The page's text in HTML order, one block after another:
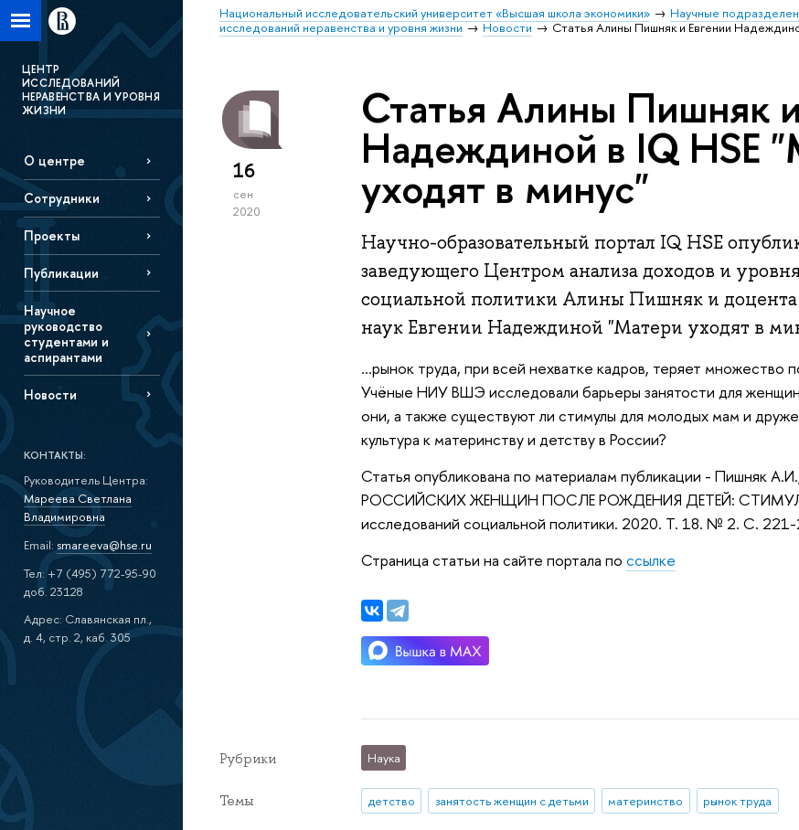
Национальный исследовательский университет «Высшая школа экономики» Научные
исследований неравенства и уровня жизни
Новости Статья Алины Пишняк и Евгении
ЦЕНТР
ИССЛЕДОВАНИЙ
НЕРАВЕНСТВА И УРОВНЯ
ЖИЗНИ
О центре
Сотрудники
Проекты
Публикации
Научное
руководство
студентами и
аспирантами
Новости
КОНТАКТЫ:
Руководитель Центра:
Мареева Светлана
Владимировна
Email: smareeva@hse.ru
Тел: +7 (495) 772-95-90
доб. 23128
Адрес: Славянская пл.,
д. 4, стр. 2, каб. 305
16
сен
2020
Статья Алины Пишняк
Надеждиной в IQ HSE
уходят в минус"
Научно-образовательный портал IQ HSE
заведующего Центром анализа доходов и
социальной политики Алины Пишняк и доцента
наук Евгении Надеждиной "Матери уходят в
...рынок труда, при всей нехватке кадров, теряет множество
Учёные НИУ ВШЭ исследовали барьеры занятости для
они, а также существуют ли стимулы для молодых мам и
культура к материнству и детству в России?
Статья опубликована по материалам публикации - Пишняк
РОССИЙСКИХ ЖЕНЩИН ПОСЛЕ РОЖДЕНИЯ ДЕТЕЙ:
исследований социальной политики. 2020. Т. 18. № 2. С.
Страница статьи на сайте портала поссылке
Рубрики Наука
Темы детство занятость женщин с детьми материнство рынок труда